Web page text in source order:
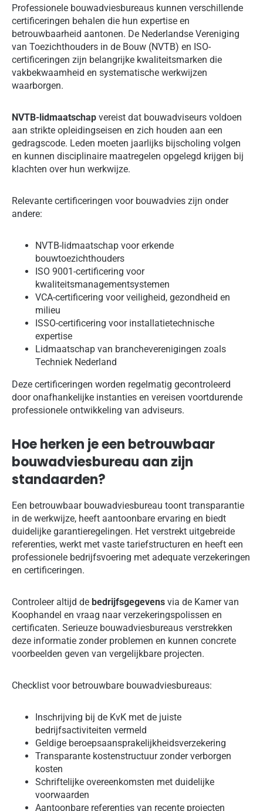
Professionele bouwadviesbureaus kunnen verschillende
certificeringen behalen die hun expertise en
betrouwbaarheid aantonen. De Nederlandse Vereniging
van Toezichthouders in de Bouw (NVTB) en ISO-
certificeringen zijn belangrijke kwaliteitsmarken die
vakbekwaamheid en systematische werkwijzen
waarborgen.
NVTB-lidmaatschap vereist dat bouwadviseurs voldoen
aan strikte opleidingseisen en zich houden aan een
gedragscode. Leden moeten jaarlijks bijscholing volgen
en kunnen disciplinaire maatregelen opgelegd krijgen bij
klachten over hun werkwijze.
Relevante certificeringen voor bouwadvies zijn onder
andere:
NVTB-lidmaatschap voor erkende
bouwtoezichthouders
ISO 9001-certificering voor
kwaliteitsmanagementsystemen
VCA-certificering voor veiligheid, gezondheid en
milieu
ISSO-certificering voor installatietechnische
expertise
Lidmaatschap van brancheverenigingen zoals
Techniek Nederland
Deze certificeringen worden regelmatig gecontroleerd
door onafhankelijke instanties en vereisen voortdurende
professionele ontwikkeling van adviseurs.
Hoe herken je een betrouwbaar
bouwadviesbureau aan zijn
standaarden?
Een betrouwbaar bouwadviesbureau toont transparantie
in de werkwijze, heeft aantoonbare ervaring en biedt
duidelijke garantieregelingen. Het verstrekt uitgebreide
referenties, werkt met vaste tariefstructuren en heeft een
professionele bedrijfsvoering met adequate verzekeringen
en certificeringen.
Controleer altijd de bedrijfsgegevens via de Kamer van
Koophandel en vraag naar verzekeringspolissen en
certificaten. Serieuze bouwadviesbureaus verstrekken
deze informatie zonder problemen en kunnen concrete
voorbeelden geven van vergelijkbare projecten.
Checklist voor betrouwbare bouwadviesbureaus:
Inschrijving bij de KvK met de juiste
bedrijfsactiviteiten vermeld
Geldige beroepsaansprakelijkheidsverzekering
Transparante kostenstructuur zonder verborgen
kosten
Schriftelijke overeenkomsten met duidelijke
voorwaarden
Aantoonbare referenties van recente projecten